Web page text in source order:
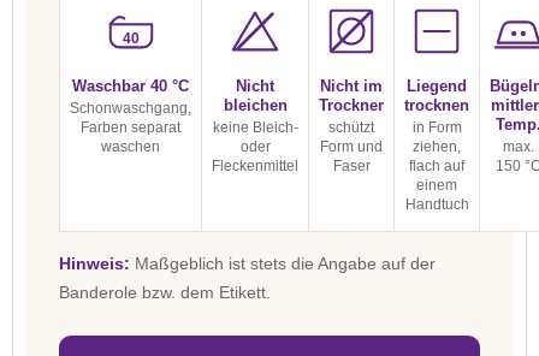
40
Waschbar 40 °C
Schonwaschgang,
Farben separat
waschen
Nicht
bleichen
keine Bleich-
oder
Fleckenmittel
Nicht im
Trockner
schützt
Form und
Faser
Liegend
trocknen
in Form
ziehen,
flach auf
einem
Handtuch
max.
150
Hinweis: Maßgeblich ist stets die Angabe auf der
Banderole bzw. dem Etikett.